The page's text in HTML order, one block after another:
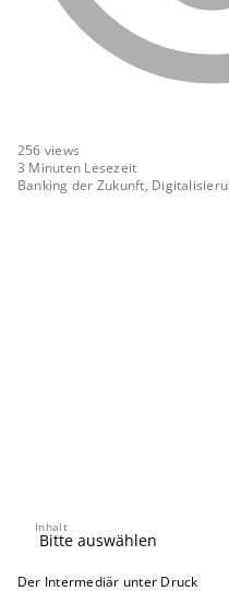
256 views
3 Minuten Lesezeit
Banking der Zukunft,
Inhalt
Inhalt
Der Intermediär unter Druck